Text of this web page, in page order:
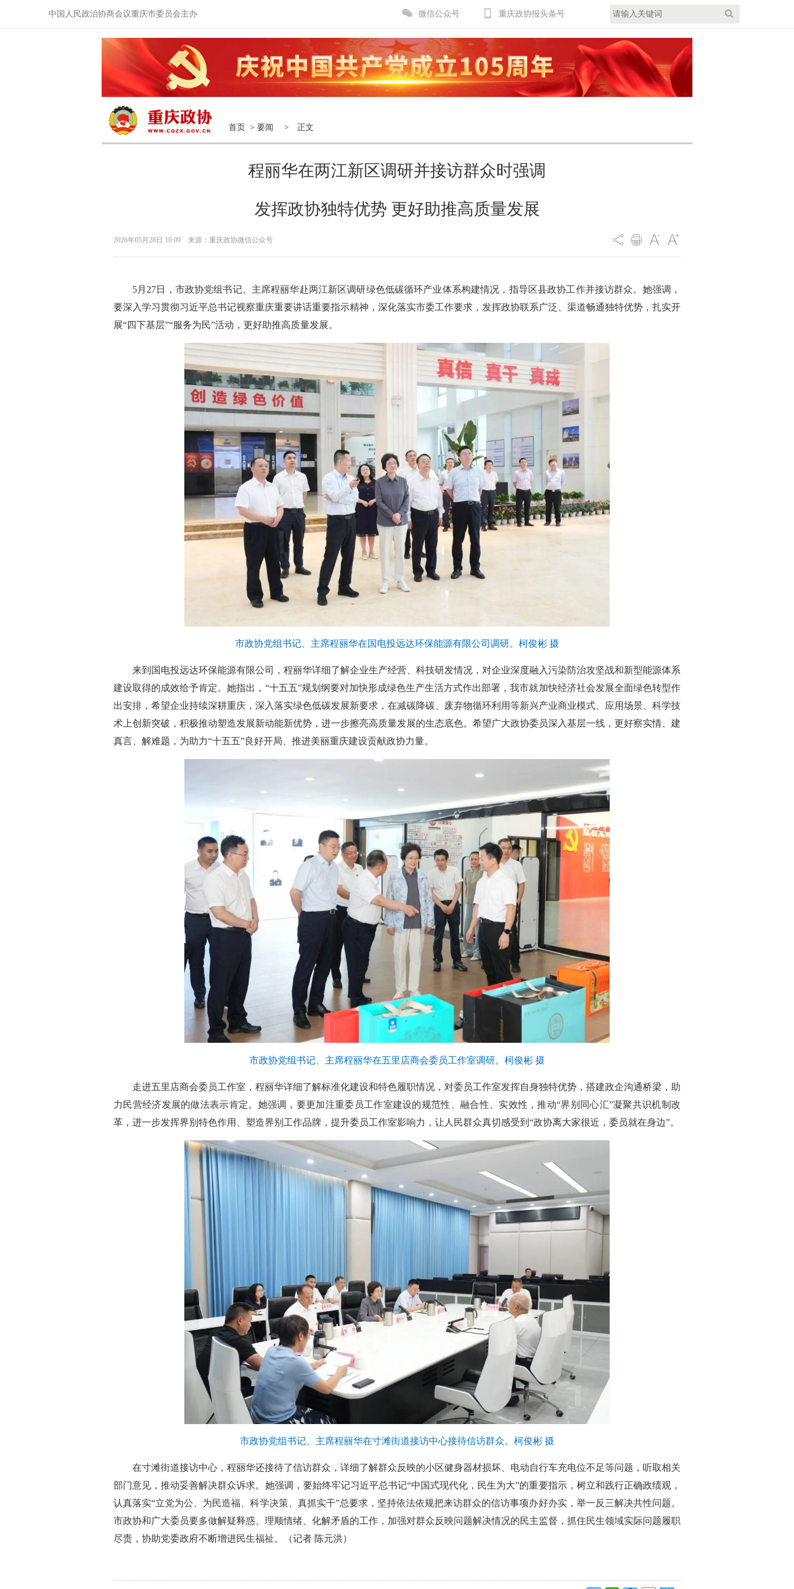
中国人民政治协商会议重庆市委员会主办 微信公众号 重庆政协报头条号
首页 > 要闻 > 正文
程丽华在两江新区调研并接访群众时强调
发挥政协独特优势 更好助推高质量发展
2026年05月28日 10:09 来源：重庆政协微信公众号
5月27日，市政协党组书记、主席程丽华赴两江新区调研绿色低碳循环产业体系构建情况，指导区县政协工作并接访群众。她强调，
要深入学习贯彻习近平总书记视察重庆重要讲话重要指示精神，深化落实市委工作要求，发挥政协联系广泛、渠道畅通独特优势，扎实开
展“四下基层”“服务为民”活动，更好助推高质量发展。
市政协党组书记、主席程丽华在国电投远达环保能源有限公司调研。柯俊彬 摄
来到国电投远达环保能源有限公司，程丽华详细了解企业生产经营、科技研发情况，对企业深度融入污染防治攻坚战和新型能源体系
建设取得的成效给予肯定。她指出，“十五五”规划纲要对加快形成绿色生产生活方式作出部署，我市就加快经济社会发展全面绿色转型作
出安排，希望企业持续深耕重庆，深入落实绿色低碳发展新要求，在减碳降碳、废弃物循环利用等新兴产业商业模式、应用场景、科学技
术上创新突破，积极推动塑造发展新动能新优势，进一步擦亮高质量发展的生态底色。希望广大政协委员深入基层一线，更好察实情、建
真言、解难题，为助力“十五五”良好开局、推进美丽重庆建设贡献政协力量。
市政协党组书记、主席程丽华在五里店商会委员工作室调研。柯俊彬 摄
走进五里店商会委员工作室，程丽华详细了解标准化建设和特色履职情况，对委员工作室发挥自身独特优势，搭建政企沟通桥梁，助
力民营经济发展的做法表示肯定。她强调，要更加注重委员工作室建设的规范性、融合性、实效性，推动“界别同心汇”凝聚共识机制改
革，进一步发挥界别特色作用、塑造界别工作品牌，提升委员工作室影响力，让人民群众真切感受到“政协离大家很近，委员就在身边”。
市政协党组书记、主席程丽华在寸滩街道接访中心接待信访群众。柯俊彬 摄
在寸滩街道接访中心，程丽华还接待了信访群众，详细了解群众反映的小区健身器材损坏、电动自行车充电位不足等问题，听取相关
部门意见，推动妥善解决群众诉求。她强调，要始终牢记习近平总书记“中国式现代化，民生为大”的重要指示，树立和践行正确政绩观，
认真落实“立党为公、为民造福、科学决策、真抓实干”总要求，坚持依法依规把来访群众的信访事项办好办实，举一反三解决共性问题。
市政协和广大委员要多做解疑释惑、理顺情绪、化解矛盾的工作，加强对群众反映问题解决情况的民主监督，抓住民生领域实际问题履职
尽责，协助党委政府不断增进民生福祉。（记者 陈元洪）